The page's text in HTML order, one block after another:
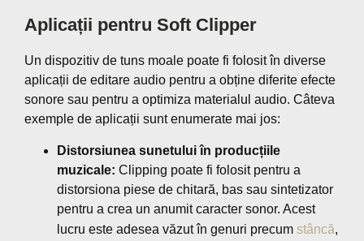
Aplicații pentru Soft Clipper
Un dispozitiv de tuns moale poate fi folosit în diverse
aplicații de editare audio pentru a obține diferite efecte
sonore sau pentru a optimiza materialul audio. Câteva
exemple de aplicații sunt enumerate mai jos:
Distorsiunea sunetului în producțiile
muzicale: Clipping poate fi folosit pentru a
distorsiona piese de chitară, bas sau sintetizator
pentru a crea un anumit caracter sonor. Acest
lucru este adesea văzut în genuri precum stâncă,